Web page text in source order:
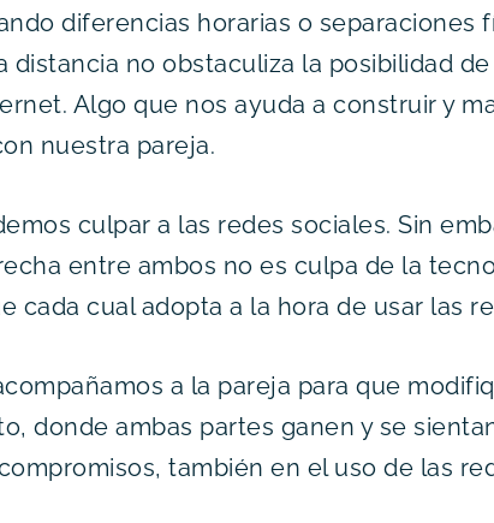
diferencias horarias o separaciones
distancia no obstaculiza la posibilidad
Algo que nos ayuda a construir y
nuestra pareja.
culpar a las redes sociales. Sin
entre ambos no es culpa de la
cada cual adopta a la hora de usar las
a la pareja para que
donde ambas partes ganen y se
también en el uso de las